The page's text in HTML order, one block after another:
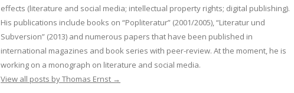
effects (literature and social media; intellectual property rights; digital publishing).
His publications include books on “Popliteratur” (2001/2005), “Literatur und
Subversion” (2013) and numerous papers that have been published in
international magazines and book series with peer-review. At the moment, he is
working on a monograph on literature and social media.
View all posts by Thomas Ernst →